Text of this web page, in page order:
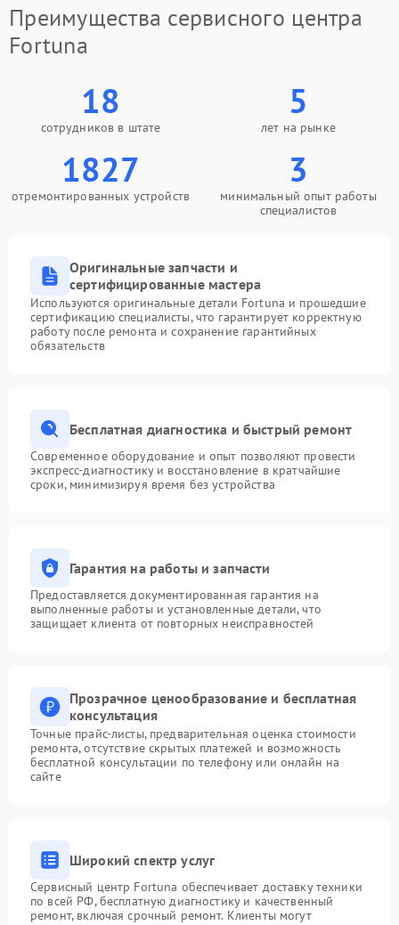
Преимущества сервисного центра
Fortuna
18
сотрудников в штате
5
лет на рынке
1827
отремонтированных устройств
3
минимальный опыт работы
специалистов
Оригинальные запчасти и
сертифицированные мастера
Используются оригинальные детали Fortuna и прошедшие
сертификацию специалисты, что гарантирует корректную
работу после ремонта и сохранение гарантийных
обязательств
Бесплатная диагностика и быстрый ремонт
Современное оборудование и опыт позволяют провести
экспресс-диагностику и восстановление в кратчайшие
сроки, минимизируя время без устройства
Гарантия на работы и запчасти
Предоставляется документированная гарантия на
выполненные работы и установленные детали, что
защищает клиента от повторных неисправностей
Прозрачное ценообразование и бесплатная
консультация
Точные прайс-листы, предварительная оценка стоимости
ремонта, отсутствие скрытых платежей и возможность
бесплатной консультации по телефону или онлайн на
сайте
Широкий спектр услуг
Сервисный центр Fortuna обеспечивает доставку техники
по всей РФ, бесплатную диагностику и качественный
ремонт, включая срочный ремонт. Клиенты могут